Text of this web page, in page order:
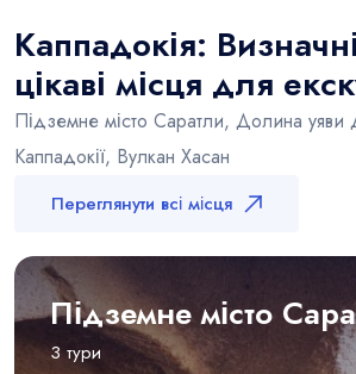
Каппадокія:
цікаві місця для
Підземне місто Саратли, Долина
Каппадокії, Вулкан Хасан
Переглянути всі місця
Підземне місто
3 тури